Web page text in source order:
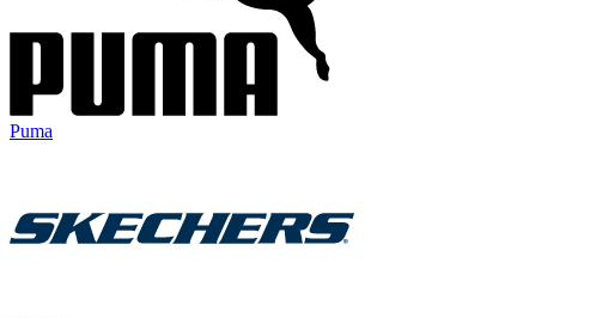
Puma